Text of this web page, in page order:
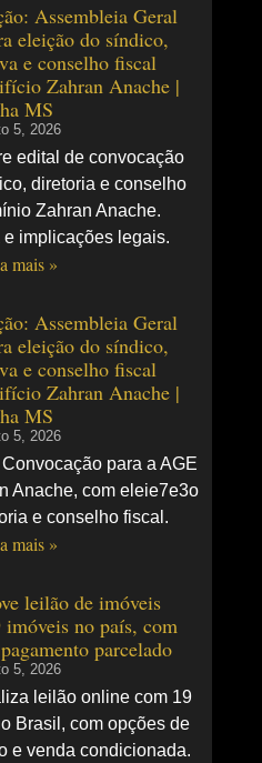
Assembleia Geral
eleição do síndico,
e conselho fiscal
Zahran Anache |
MS
5, 2026
edital de convocação
diretoria e conselho
Zahran Anache.
implicações legais.
mais »
Assembleia Geral
eleição do síndico,
e conselho fiscal
Zahran Anache |
MS
5, 2026
para a AGE
Anache, com eleie7e3o
e conselho fiscal.
mais »
leilão de imóveis
no país, com
parcelado
5, 2026
leilão online com 19
Brasil, com opções de
e venda condicionada.